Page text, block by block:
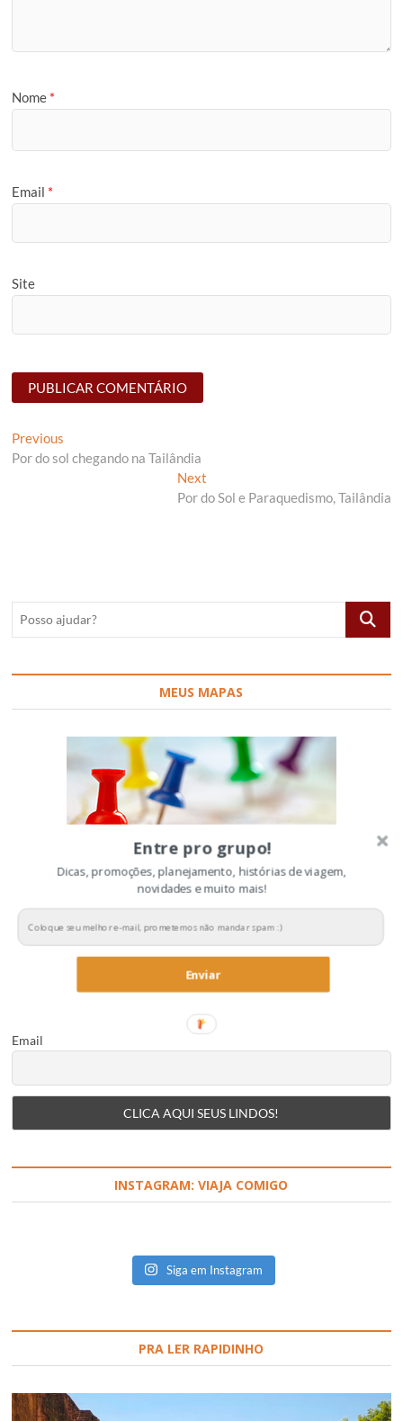
Nome *
Email *
Site
Navegação
de
Previous
post:
Por do sol chegando na Tailândia
NextNext
post:
Por do Sol e Paraquedismo, Tailândia
Posso
ajudar?
MEUS MAPAS
RECEBA NOVIDADES POR E-MAIL
Email
INSTAGRAM: VIAJA COMIGO
Siga em Instagram
PRA LER RAPIDINHO
Entre pro grupo!
Dicas, promoções, planejamento, histórias de viagem,
novidades e muito mais!
Enviar